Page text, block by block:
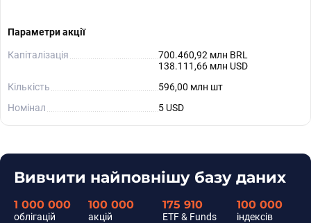
Параметри акції
Капіталізація
700.460,92 млн BRL
138.111,66 млн USD
Кількість
596,00 млн шт
Номінал
5 USD
Вивчити найповнішу базу даних
1 000 000
облігацій
100 000
акцій
175 910
ETF & Funds
100 000
індексів